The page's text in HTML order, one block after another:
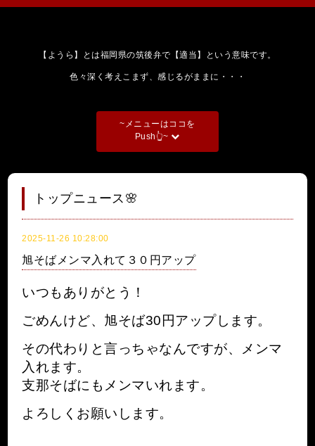
【ようら】とは福岡県の筑後弁で【適当】という意味です。
色々深く考えこまず、感じるがままに・・・
~メニューはココを
Push👆~
トップニュース🌸
2025-11-26 10:28:00
旭そばメンマ入れて３０円アップ
いつもありがとう！
ごめんけど、旭そば30円アップします。
その代わりと言っちゃなんですが、メンマ
入れます。
支那そばにもメンマいれます。
よろしくお願いします。